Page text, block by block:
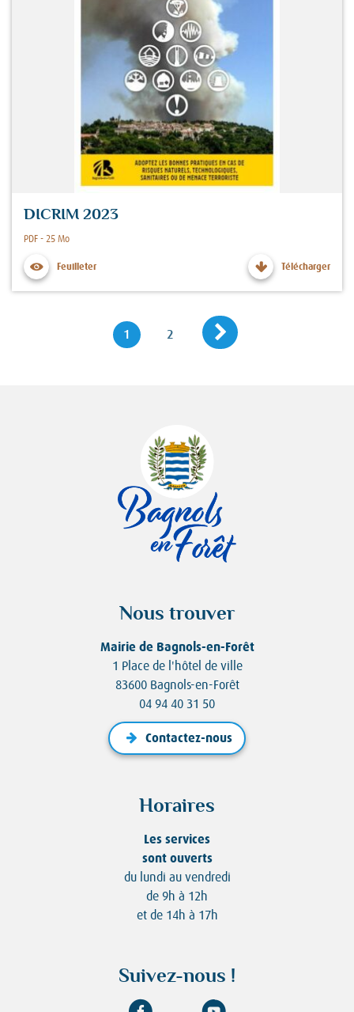
DICRIM 2023
Fichier :
PDF - 25 Mo
Feuilleter Télécharger
Navigation
Page
1 Page
2 Page suivante
Nous trouver
Mairie de Bagnols-en-Forêt
1 Place de l'hôtel de ville
83600 Bagnols-en-Forêt
04 94 40 31 50
Contactez-nous
Horaires
Les services
sont ouverts
du lundi au vendredi
de 9h à 12h
et de 14h à 17h
Suivez-nous !